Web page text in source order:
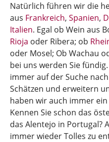
Natürlich führen wir die
aus Frankreich, Spanien,
Italien. Egal ob Wein aus
Rioja oder Ribera; ob
oder Mosel; Ob Wachau
bei uns werden Sie
immer auf der Suche
Schätzen und erweitern
haben wir auch immer
Kennen Sie schon das
das Alentejo in Portugal?
immer wieder Tolles zu